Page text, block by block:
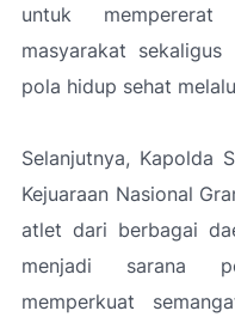
untuk
masyarakat
pola hidup sehat
Selanjutnya, Kapolda
Kejuaraan Nasional
atlet dari berbagai
menjadi sarana
memperkuat